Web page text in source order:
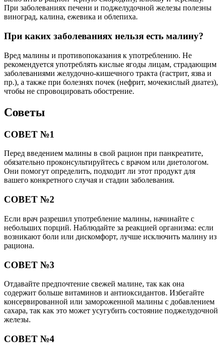
При заболеваниях печени и поджелудочной железы полезны
виноград, калина, ежевика и облепиха.
При каких заболеваниях нельзя есть малину?
Вред малины и противопоказания к употреблению. Не
рекомендуется употреблять кислые ягоды лицам, страдающим
заболеваниями желудочно-кишечного тракта (гастрит, язва и
пр.), а также при болезнях почек (нефрит, мочекислый диатез),
чтобы не спровоцировать обострение.
Советы
СОВЕТ №1
Перед введением малины в свой рацион при панкреатите,
обязательно проконсультируйтесь с врачом или диетологом.
Они помогут определить, подходит ли этот продукт для
вашего конкретного случая и стадии заболевания.
СОВЕТ №2
Если врач разрешил употребление малины, начинайте с
небольших порций. Наблюдайте за реакцией организма: если
возникают боли или дискомфорт, лучше исключить малину из
рациона.
СОВЕТ №3
Отдавайте предпочтение свежей малине, так как она
содержит больше витаминов и антиоксидантов. Избегайте
консервированной или замороженной малины с добавлением
сахара, так как это может усугубить состояние поджелудочной
железы.
СОВЕТ №4